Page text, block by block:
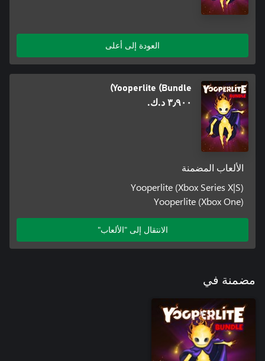
العودة إلى أعلى
Yooperlite (Bundle)
٣٫٩٠٠ د.ك.‏
الألعاب المضمنة
Yooperlite (Xbox Series X|S)
Yooperlite (Xbox One)
الانتقال إلى "الألعاب"
مضمنة في